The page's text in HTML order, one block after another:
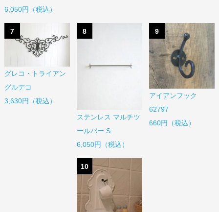
6,050円（税込）
7
グレコ・トライアン
グルデコ
3,630円（税込）
8
ステンレス マルチツ
ールバー S
6,050円（税込）
9
アイアンフック
62797
660円（税込）
10